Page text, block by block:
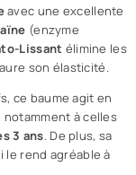
avec une excellente
(enzyme
Lissant élimine les
son élasticité.
ce baume agit en
à celles
3 ans. De plus, sa
rend agréable à